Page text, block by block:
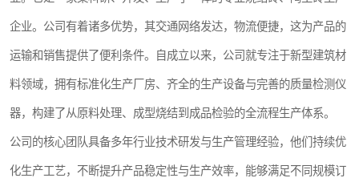
企业。公司有着诸多优势，其交通网络发达，物流便捷，这为产品的
运输和销售提供了便利条件。自成立以来，公司就专注于新型建筑材
料领域，拥有标准化生产厂房、齐全的生产设备与完善的质量检测仪
器，构建了从原料处理、成型烧结到成品检验的全流程生产体系。
公司的核心团队具备多年行业技术研发与生产管理经验，他们持续优
化生产工艺，不断提升产品稳定性与生产效率，能够满足不同规模订